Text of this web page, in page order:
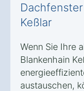
Keßlar
Wenn Sie Ihre
Blankenhain
austauschen,